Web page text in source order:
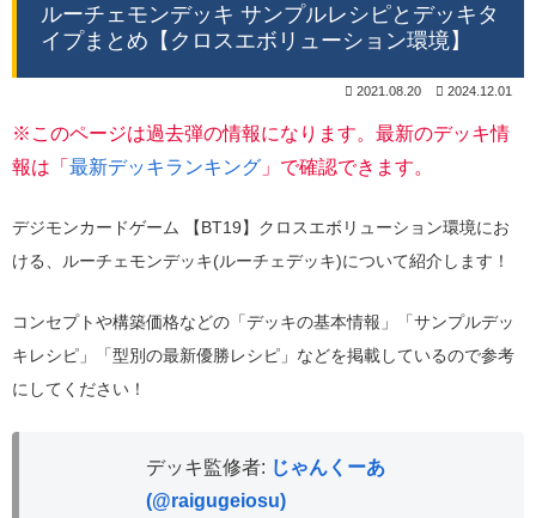
ルーチェモンデッキ サンプルレシピとデッキタ
イプまとめ【クロスエボリューション環境】
2021.08.20 2024.12.01
※このページは過去弾の情報になります。最新のデッキ情
報は「 最新デッキランキング 」で確認できます。
デジモンカードゲーム 【BT19】クロスエボリューション環境にお
ける、ルーチェモンデッキ(ルーチェデッキ)について紹介します！
コンセプトや構築価格などの「デッキの基本情報」「サンプルデッ
キレシピ」「型別の最新優勝レシピ」などを掲載しているので参考
にしてください！
デッキ監修者: じゃんくーあ
(@raigugeiosu)